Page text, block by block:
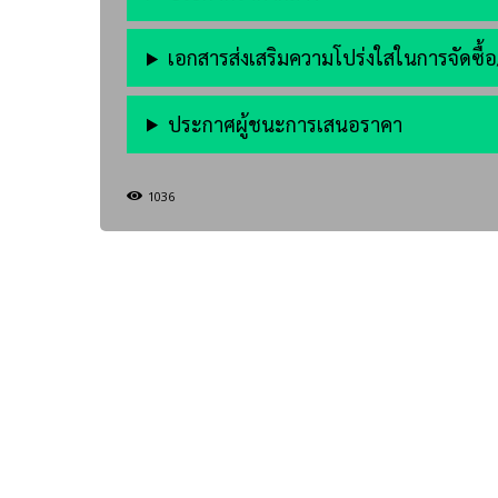
เอกสารส่งเสริมความโปร่งใสในการจัดซื้
ประกาศผู้ชนะการเสนอราคา
1036